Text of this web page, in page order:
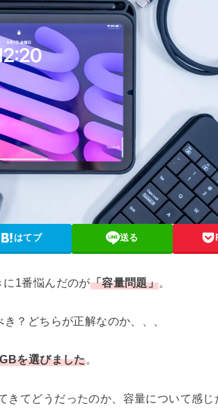
はてブ 送る
に1番悩んだのが「容量問題」。
？どちらが正解なのか、、、
を選びました。
てどうだったのか、容量について感じ